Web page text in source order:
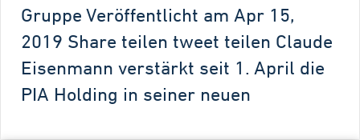
Gruppe Veröffentlicht am Apr 15,
2019 Share teilen tweet teilen Claude
Eisenmann verstärkt seit 1. April die
PIA Holding in seiner neuen